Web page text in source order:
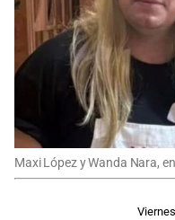
Maxi López y Wanda Nara,